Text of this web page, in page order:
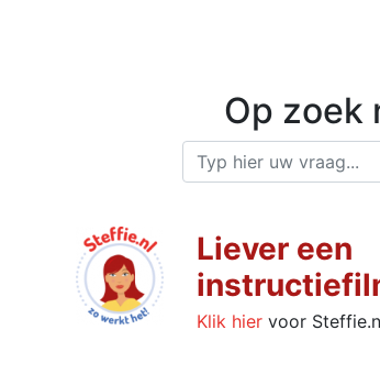
Op zoek
Liever een
Klik hier voor